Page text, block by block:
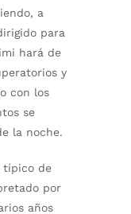
a
para
hará de
y
con los
se
la noche.
típico de
por
años